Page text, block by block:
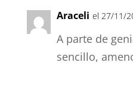
Araceli el 27/11/
A parte de
sencillo,